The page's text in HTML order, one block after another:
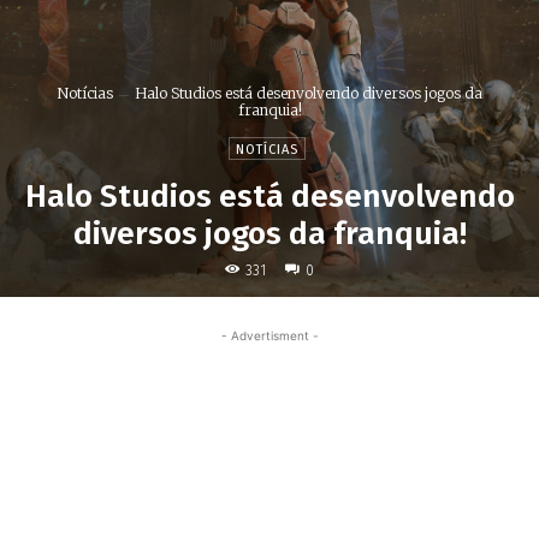
Notícias
Halo Studios está desenvolvendo diversos jogos da
franquia!
NOTÍCIAS
Halo Studios está desenvolvendo
diversos jogos da franquia!
331 0
- Advertisment -